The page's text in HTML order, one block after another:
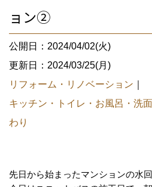
ョン②
公開日：2024/04/02(火)
更新日：2024/03/25(月)
リフォーム・リノベーション
キッチン・トイレ・お風呂・洗
わり
先日から始まったマンションの水